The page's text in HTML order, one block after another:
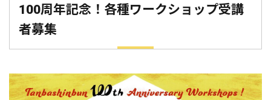
100周年記念！各種ワークショップ受講
者募集